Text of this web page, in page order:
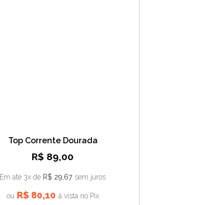
Top Corrente Dourada
R$ 89,00
Em até 3x de R$ 29,67 sem juros
ou R$ 80,10 à vista no Pix